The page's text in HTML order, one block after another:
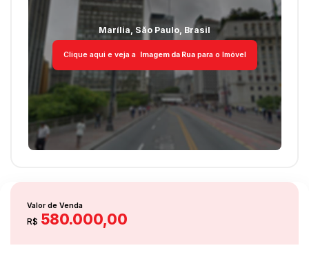
Marília São Paulo Brasil
Clique aqui e veja a Imagem da Ruapara o Imóvel
R$ 580.000,00
Valor de Venda